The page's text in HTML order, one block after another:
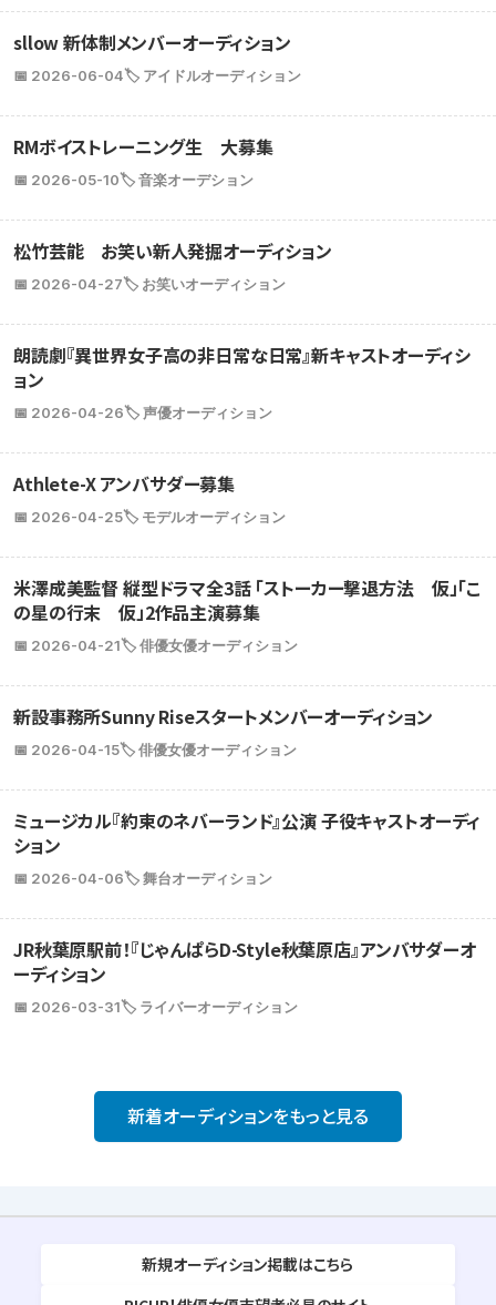
sllow 新体制メンバーオーディション
📅 2026-06-04🏷️ アイドルオーディション
RMボイストレーニング生 大募集
📅 2026-05-10🏷️ 音楽オーデション
松竹芸能 お笑い新人発掘オーディション
📅 2026-04-27🏷️ お笑いオーディション
朗読劇『異世界女子高の非日常な日常』新キャストオーディシ
ョン
📅 2026-04-26🏷️ 声優オーディション
Athlete-X アンバサダー募集
📅 2026-04-25🏷️ モデルオーディション
米澤成美監督 縦型ドラマ全3話 「ストーカー撃退方法 仮」「こ
の星の行末 仮」2作品主演募集
📅 2026-04-21🏷️ 俳優女優オーディション
新設事務所Sunny Riseスタートメンバーオーディション
📅 2026-04-15🏷️ 俳優女優オーディション
ミュージカル『約束のネバーランド』公演 子役キャストオーディ
ション
📅 2026-04-06🏷️ 舞台オーディション
JR秋葉原駅前！『じゃんぱらD-Style秋葉原店』アンバサダーオ
ーディション
📅 2026-03-31🏷️ ライバーオーディション
新着オーディションをもっと見る
新規オーディション掲載はこちら